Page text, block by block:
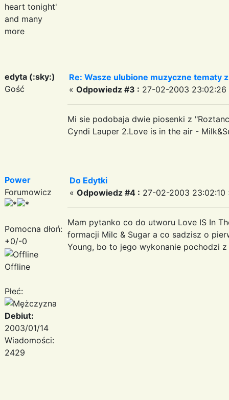
heart tonight'
and many
more
edyta (:sky:)
Gość
Re: Wasze ulubione muzyczne tematy
« Odpowiedz #3 : 27-02-2003 23:02:26
Mi sie podobaja dwie piosenki z
Cyndi Lauper 2.Love is in the air -
Power
Forumowicz
Pomocna dłoń:
+0/-0
Offline
Płeć:
Debiut:
2003/01/14
Wiadomości:
2429
Do Edytki
« Odpowiedz #4 : 27-02-2003 23:02:10
Mam pytanko co do utworu Love IS In
formacji Milc & Sugar a co sadzisz o
Young, bo to jego wykonanie pochodzi z